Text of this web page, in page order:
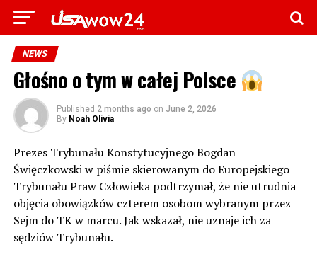
NEWS
Głośno o tym w całej Polsce
Published 2 months ago on June 2, 2026
By Noah Olivia
Prezes Trybunału Konstytucyjnego Bogdan
Święczkowski w piśmie skierowanym do Europejskiego
Trybunału Praw Człowieka podtrzymał, że nie utrudnia
objęcia obowiązków czterem osobom wybranym przez
Sejm do TK w marcu. Jak wskazał, nie uznaje ich za
sędziów Trybunału.